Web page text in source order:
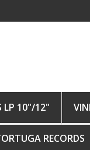
LP 10"/12"
RECORDS